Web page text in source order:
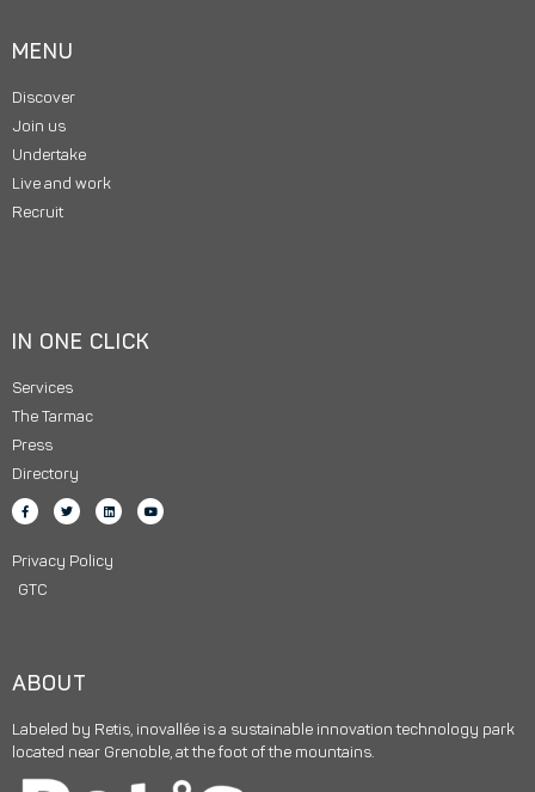
MENU
Discover
Join us
Undertake
Live and work
Recruit
IN ONE CLICK
Services
The Tarmac
Press
Directory
Privacy Policy
GTC
ABOUT
Labeled by Retis, inovallée is a sustainable innovation technology park
located near Grenoble, at the foot of the mountains.